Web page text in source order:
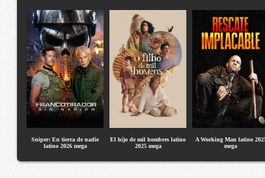
Sniper: En tierra de nadie
latino 2026 mega
El hijo de mil hombres latino
2025 mega
A Working Man latino
mega